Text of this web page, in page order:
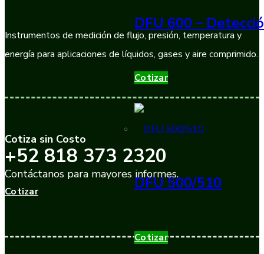
DFU 600 –
Cotizar
DFU 500/510
Cotizar
Instrumentos de medición de flujo, presión, temperatura y
energía para aplicaciones de líquidos, gases y aire comprimido.
Cotiza sin Costo
+52 818 373 2320
Contáctanos para mayores informes.
Cotizar